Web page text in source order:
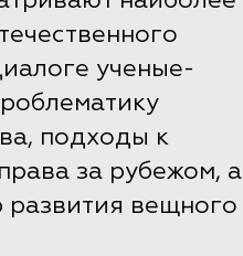
ученые-
подходы к
за рубежом, а
развития вещного